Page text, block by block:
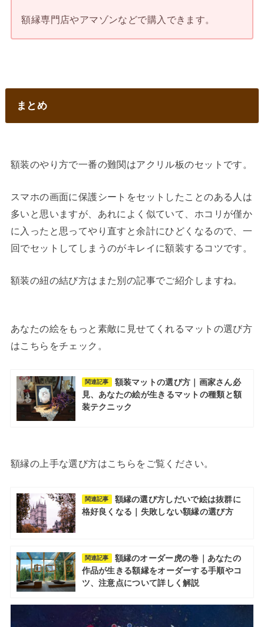
額縁専門店やアマゾンなどで購入できます。
まとめ
額装のやり方で一番の難関はアクリル板のセットです。
スマホの画面に保護シートをセットしたことのある人は
多いと思いますが、あれによく似ていて、ホコリが僅か
に入ったと思ってやり直すと余計にひどくなるので、一
回でセットしてしまうのがキレイに額装するコツです。
額装の紐の結び方はまた別の記事でご紹介しますね。
あなたの絵をもっと素敵に見せてくれるマットの選び方
はこちらをチェック。
関連記事
額装マットの選び方｜画家さん必
見、あなたの絵が生きるマットの種類と額
装テクニック
額縁の上手な選び方はこちらをご覧ください。
関連記事
額縁の選び方しだいで絵は抜群に
格好良くなる｜失敗しない額縁の選び方
関連記事
額縁のオーダー虎の巻｜あなたの
作品が生きる額縁をオーダーする手順やコ
ツ、注意点について詳しく解説